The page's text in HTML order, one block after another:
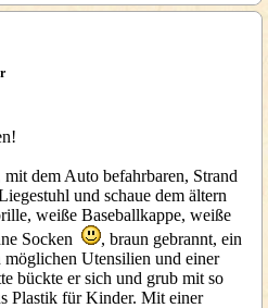
dem Auto befahrbaren, Strand
und schaue dem ältern
weiße Baseballkappe, weiße
Socken
, braun gebrannt, ein
Utensilien und einer
bückte er sich und grub mit so
Plastik für Kinder. Mit einer